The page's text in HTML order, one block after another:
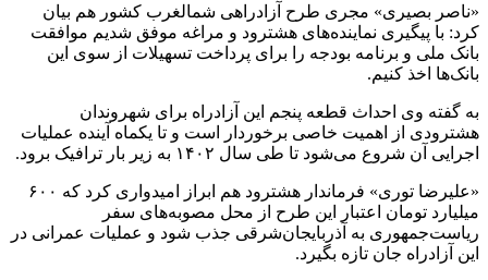
«ناصر بصیری» مجری طرح آزادراهی شمالغرب کشور هم بیان
کرد: با پیگیری نماینده‌های هشترود و مراغه موفق شدیم موافقت
بانک ملی و برنامه بودجه را برای پرداخت تسهیلات از سوی این
بانک‌ها اخذ کنیم.
به گفته وی احداث قطعه پنجم این آزادراه برای شهروندان
هشترودی از اهمیت خاصی برخوردار است و تا یکماه آینده عملیات
اجرایی آن شروع می‌شود تا طی سال ۱۴۰۲ به زیر بار ترافیک برود.
«علیرضا توری» فرماندار هشترود هم ابراز امیدواری کرد که ۶۰۰
میلیارد تومان اعتبار این طرح از محل مصوبه‌های سفر
ریاست‌جمهوری به آذربایجان‌شرقی جذب شود و عملیات عمرانی در
این آزادراه جان تازه بگیرد.